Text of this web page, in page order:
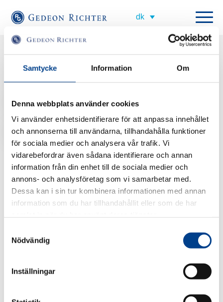
Samtycke Information Om
Denna webbplats använder cookies
Vi använder enhetsidentifierare för att anpassa innehållet
och annonserna till användarna, tillhandahålla funktioner
för sociala medier och analysera vår trafik. Vi
vidarebefordrar även sådana identifierare och annan
information från din enhet till de sociala medier och
annons- och analysföretag som vi samarbetar med.
Dessa kan i sin tur kombinera informationen med annan
information som du har tillhandahållit eller som de har
Nödvändig
Inställningar
All employees
Commercial Manager Sweden
+46 703 17 07 21
Short about Gunilla